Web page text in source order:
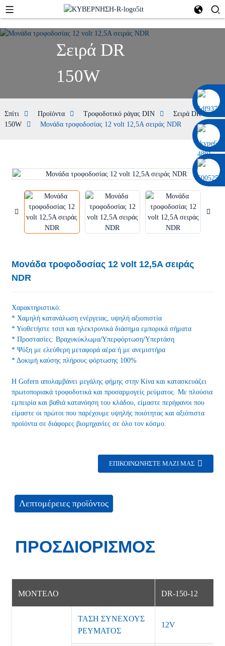
0086 13322920697
Σειρά DR
150W
Σπίτι Προϊόντα Τροφοδοτικό ράγας DIN
Σειρά DR
150W
Μονάδα τροφοδοσίας 12 volt 12,5A σειράς NDR
Μονάδα τροφοδοσίας 12 volt 12,5A σειράς
NDR
Χαρακτηριστικό:
* Χαμηλή κατανάλωση ενέργειας, υψηλή αξιοπιστία
* Υιοθετήστε τσιπ και ηλεκτρονικά διάσημα εμπορικά σήματα
* Προστασίες: Βραχυκύκλωμα/Υπερφόρτωση/Υπερτάση
* Ψύξη με ελεύθερη μεταφορά αέρα ή με ανεμιστήρα
* Δοκιμή καύσης πλήρους φόρτωσης 100%
Η Gofern απολαμβάνει μεγάλης φήμης στην Κίνα και κατασκευάζει
πρωτοποριακά τροφοδοτικά και προσαρμογείς ρεύματος. Με πλούσια
εμπειρία και βαθιά κατανόηση του κλάδου, είμαστε περήφανοι που
είμαστε οι πρώτοι που παρέχουμε υψηλής ποιότητας και αξιόπιστα
προϊόντα σε διάφορες βιομηχανίες σε όλο τον κόσμο.
ΕΠΙΚΟΙΝΩΝΉΣΤΕ ΜΑΖΊ ΜΑΣ
Λεπτομέρειες προϊόντος
ΠΡΟΣΔΙΟΡΙΣΜΌΣ
ΜΟΝΤΕΛΟ DR-150-12
ΤΑΣΗ ΣΥΝΕΧΟΥΣ
ΡΕΥΜΑΤΟΣ
12V